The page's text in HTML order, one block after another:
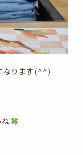
なります(^^)
ね